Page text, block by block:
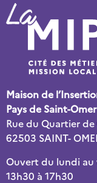
Maison de
Pays de Saint-Omer
Rue du Quartier de
62503 SAINT-
Ouvert du lundi au
13h30 à 17h30